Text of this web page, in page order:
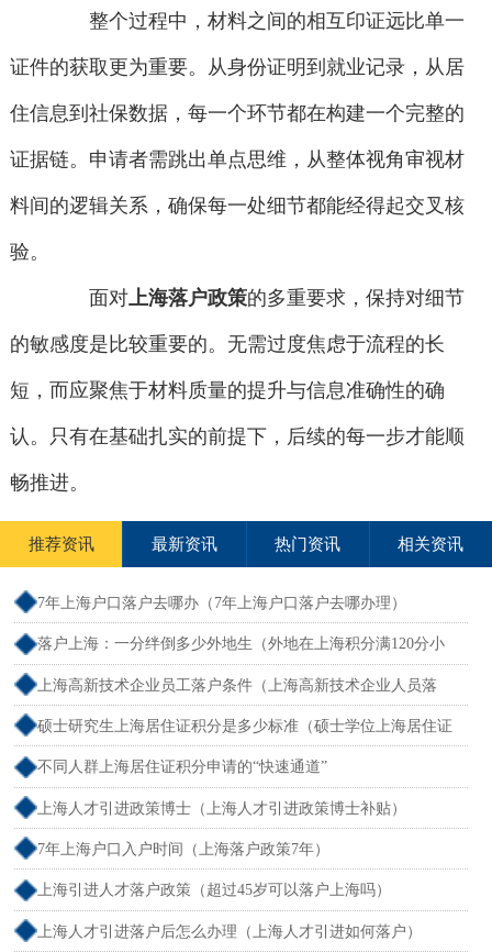
整个过程中，材料之间的相互印证远比单一
证件的获取更为重要。从身份证明到就业记录，从居
住信息到社保数据，每一个环节都在构建一个完整的
证据链。申请者需跳出单点思维，从整体视角审视材
料间的逻辑关系，确保每一处细节都能经得起交叉核
验。
面对上海落户政策的多重要求，保持对细节
的敏感度是比较重要的。无需过度焦虑于流程的长
短，而应聚焦于材料质量的提升与信息准确性的确
认。只有在基础扎实的前提下，后续的每一步才能顺
畅推进。
推荐资讯 最新资讯 热门资讯 相关资讯
7年上海户口落户去哪办（7年上海户口落户去哪办理）
落户上海：一分绊倒多少外地生（外地在上海积分满120分小
孩可以考上海大学吗）
上海高新技术企业员工落户条件（上海高新技术企业人员落
户）
硕士研究生上海居住证积分是多少标准（硕士学位上海居住证
积分）
不同人群上海居住证积分申请的“快速通道”
上海人才引进政策博士（上海人才引进政策博士补贴）
7年上海户口入户时间（上海落户政策7年）
上海引进人才落户政策（超过45岁可以落户上海吗）
上海人才引进落户后怎么办理（上海人才引进如何落户）